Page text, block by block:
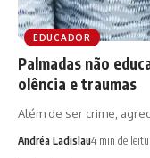
EDUCADOR
Palmadas não
olência e traumas
Além de ser crime,
Andréa Ladislau4 min de